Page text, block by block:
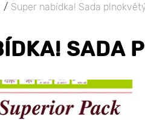
Super nabídka! Sada
SADA